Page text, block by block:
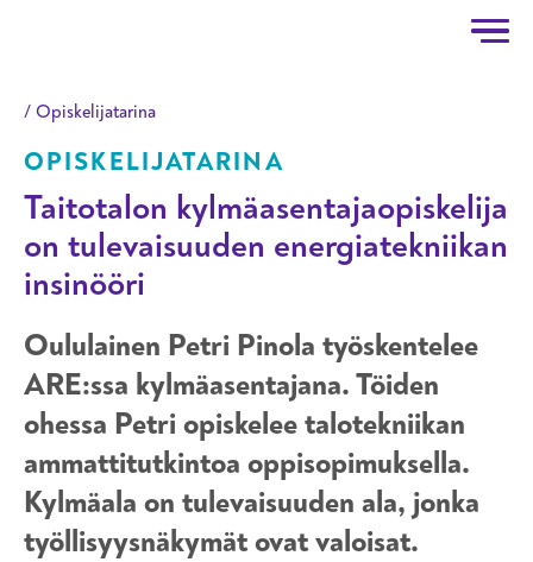
Opiskelijatarina
Taitotalon kylmäasentajaopiskelija
on tulevaisuuden energiatekniikan
insinööri
OPISKELIJATARINA
Oululainen Petri Pinola työskentelee
ARE:ssa kylmäasentajana. Töiden
ohessa Petri opiskelee talotekniikan
ammattitutkintoa oppisopimuksella.
Kylmäala on tulevaisuuden ala, jonka
työllisyysnäkymät ovat valoisat.